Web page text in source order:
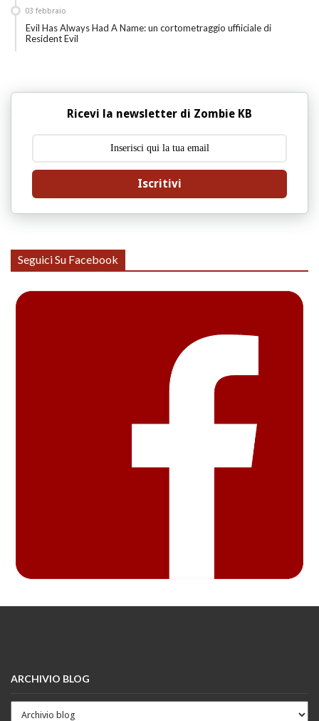
Evil Has Always Had A Name: un cortometraggio uffiiciale di
Resident Evil
03 febbraio
Ricevi la newsletter di Zombie KB
Iscritivi
Seguici Su Facebook
ARCHIVIO BLOG